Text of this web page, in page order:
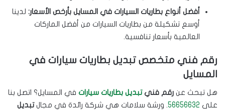
أفضل أنواع بطاريات السيارات في المسايل بأرخص الأسعار: لدينا
أوسع تشكيلة من بطاريات السيارات من أفضل الماركات
العالمية بأسعار تنافسية.
رقم فني متخصص تبديل بطاريات سيارات في
المسايل
هل تبحث عن رقم فنيتبديل بطاريات سيارات في المسايل؟ اتصل بنا
على 56656632. ورشة سلامات هي شركة رائدة في مجالتبديل